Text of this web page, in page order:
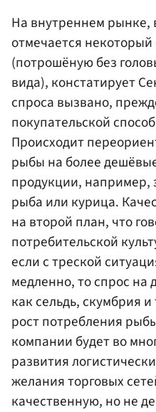
На внутреннем рынке,
отмечается
(потрошёную без
вида), констатирует
спроса вызвано,
покупательской
Происходит
рыбы на более
продукции,
рыба или курица.
на второй план, что
потребительской
если с треской
медленно, то спрос на
как сельдь, скумбрия
рост потребления
компании будет во
развития
желания торговых
качественную, но не